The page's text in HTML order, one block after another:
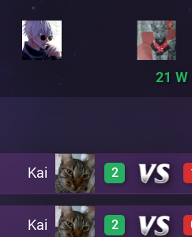
21
Kai 2
3 A23
Kai 2